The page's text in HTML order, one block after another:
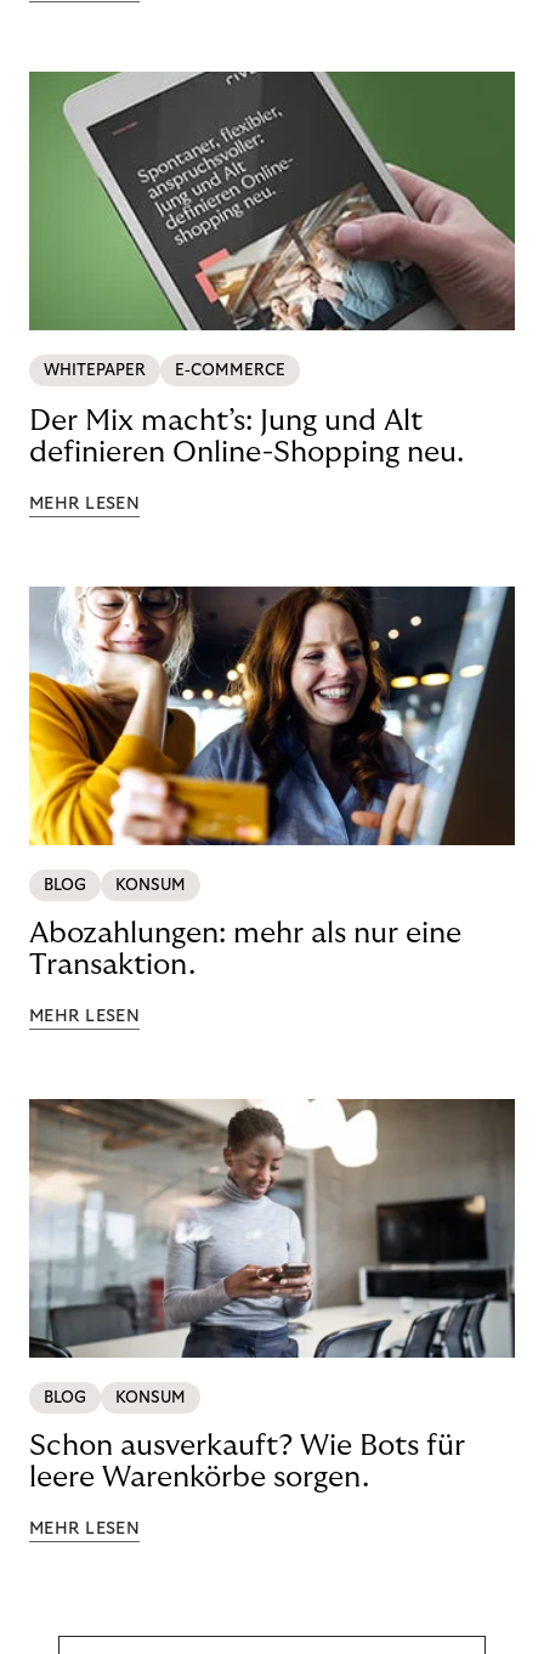
WHITEPAPER E-COMMERCE
Der Mix macht’s: Jung und Alt
definieren Online-Shopping neu.
MEHR LESEN
BLOG KONSUM
Abozahlungen: mehr als nur eine
Transaktion.
MEHR LESEN
BLOG KONSUM
Schon ausverkauft? Wie Bots für
leere Warenkörbe sorgen.
MEHR LESEN